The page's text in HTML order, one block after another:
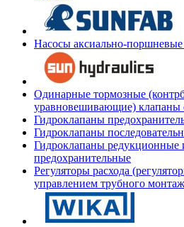
Насосы аксиально-
Одинарные тормозные
уравновешивающие) клапаны
Гидроклапаны
Гидроклапаны
Гидроклапаны редукционные
предохранительные
Регуляторы расхода
управлением трубного